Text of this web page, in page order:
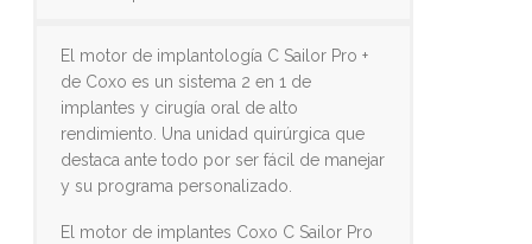
El motor de implantología C Sailor Pro +
de Coxo es un sistema 2 en 1 de
implantes y cirugía oral de alto
rendimiento. Una unidad quirúrgica que
destaca ante todo por ser fácil de manejar
y su programa personalizado.
El motor de implantes Coxo C Sailor Pro